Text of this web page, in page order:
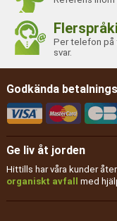
Per telefon på
svar.
Godkända
Ge liv åt jorden
Hittills har våra kunder
organiskt avfall med